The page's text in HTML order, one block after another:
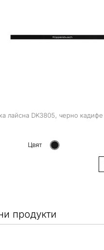
лайсна DK3805, черно кадифе
Цвят
продукти